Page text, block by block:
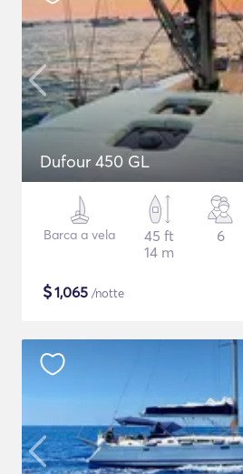
Dufour 450 GL
Barca a vela
45 ft
14 m
6
$1,065 /notte